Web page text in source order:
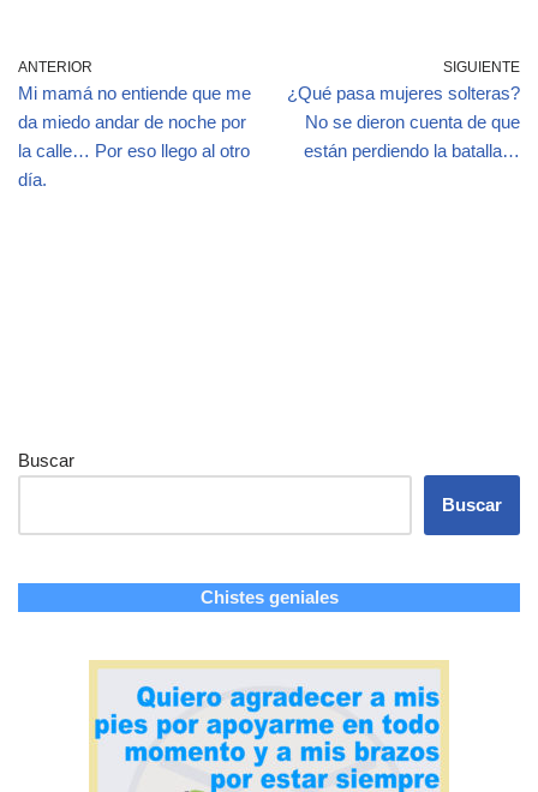
ANTERIOR
Mi mamá no entiende que me
da miedo andar de noche por
la calle… Por eso llego al otro
día.
SIGUIENTE
¿Qué pasa mujeres solteras?
No se dieron cuenta de que
están perdiendo la batalla…
Buscar
Buscar
Chistes geniales